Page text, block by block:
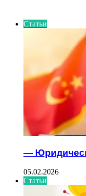
Статьи
—
05.02.2026
Статьи